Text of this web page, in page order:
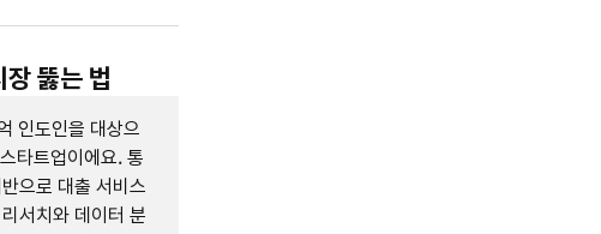
뚫는 법
인도인을 대상으
타트업이에요. 통
으로 대출 서비스
서치와 데이터 분